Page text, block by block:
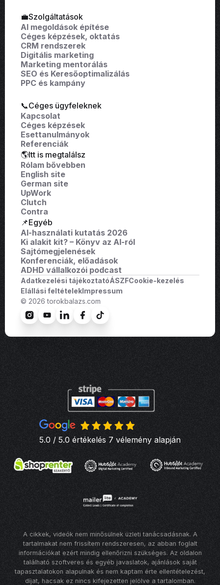
💼Szolgáltatások
AI megoldások építése
Céges képzések, oktatás
CRM rendszerek
Digitális marketing
Marketing mentorálás
SEO és Keresőoptimalizálás
PPC és kampány
📞Céges ügyfeleknek
Kapcsolat
Céges képzések
Esettanulmányok
Referenciák
🌎Itt is megtalálsz
Rólam bővebben
English site
German site
UpWork
Clutch
Contra
📌Egyéb
AI-használati kutatás 2026
Ki alakit kit? – Könyv az AI-ról
Sajtómegjelenések
Konferenciák, előadások
ADHD vállalkozói podcast
Adatkezelési tájékoztatóÁSZFCookie-kezelés
Elállási feltételekImpressum
© 2026 torokbalazs.com
5.0 / 5.0 értékelés 7 vélemény alapján
A cikkek, videók nem minősülnek üzleti tanácsadásnak. A
tartalmakat nem frissítem rendszeresen, az abban foglalt
információkat ezért mindig ellenőrizni szükséges. Az oldalon
található szoftveres és egyéb javaslatok, ajánlások saját
tapasztalatokon alapulnak és nem kaptam érte ellentételezést,
díjat, hacsak ez nincs kifejezetten jelölve a tartalomban.